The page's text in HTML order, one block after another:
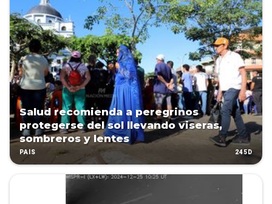
Salud recomienda a peregrinos
protegerse del sol llevando viseras,
sombreros y lentes
PAÍS 245D